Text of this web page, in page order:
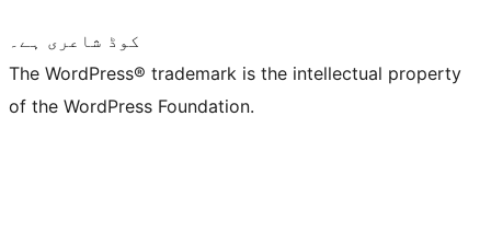
کوڈ شاعری ہے۔
The WordPress® trademark is the intellectual property
of the WordPress Foundation.